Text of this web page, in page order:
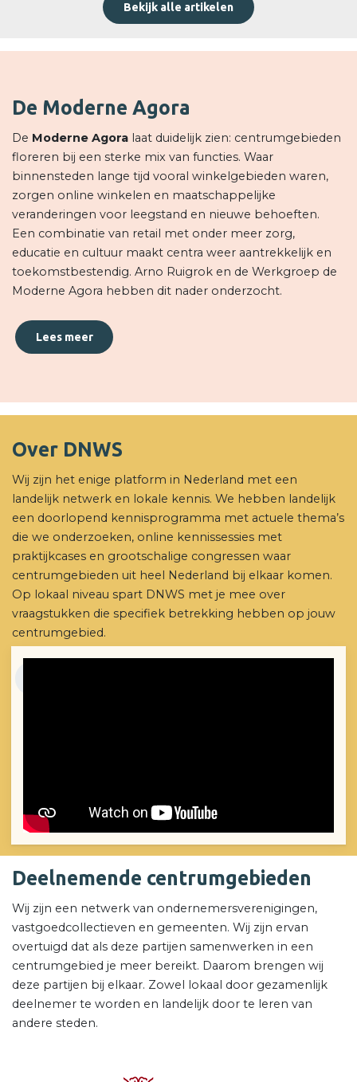
Bekijk alle artikelen
De Moderne Agora
De Moderne Agora laat duidelijk zien: centrumgebieden
floreren bij een sterke mix van functies. Waar
binnensteden lange tijd vooral winkelgebieden waren,
zorgen online winkelen en maatschappelijke
veranderingen voor leegstand en nieuwe behoeften.
Een combinatie van retail met onder meer zorg,
educatie en cultuur maakt centra weer aantrekkelijk en
toekomstbestendig. Arno Ruigrok en de Werkgroep de
Moderne Agora hebben dit nader onderzocht.
Lees meer
Over DNWS
Wij zijn het enige platform in Nederland met een
landelijk netwerk en lokale kennis. We hebben landelijk
een doorlopend kennisprogramma met actuele thema’s
die we onderzoeken, online kennissessies met
praktijkcases en grootschalige congressen waar
centrumgebieden uit heel Nederland bij elkaar komen.
Op lokaal niveau spart DNWS met je mee over
vraagstukken die specifiek betrekking hebben op jouw
centrumgebied.
Deelnemende centrumgebieden
Wij zijn een netwerk van ondernemersverenigingen,
vastgoedcollectieven en gemeenten. Wij zijn ervan
overtuigd dat als deze partijen samenwerken in een
centrumgebied je meer bereikt. Daarom brengen wij
deze partijen bij elkaar. Zowel lokaal door gezamenlijk
deelnemer te worden en landelijk door te leren van
andere steden.